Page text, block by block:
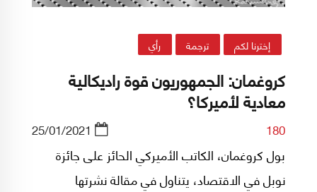
إخترنا لكم ترجمة رأي
كروغمان: الجمهوريون قوة راديكالية
معادية لأميركا؟
180
25/01/2021
بول كروغمان، الكاتب الأميركي الحائز على جائزة
نوبل في الاقتصاد، يتناول في مقالة نشرتها